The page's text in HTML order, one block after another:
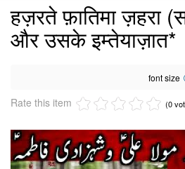
हज़रते फ़ातिमा ज़हरा
और उसके इम्तेयाज़ात*
font size
Rate this item (0